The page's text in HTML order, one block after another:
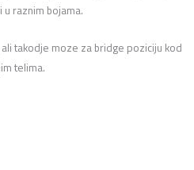
raznim bojama.
takodje moze za bridge poziciju kod
telima.